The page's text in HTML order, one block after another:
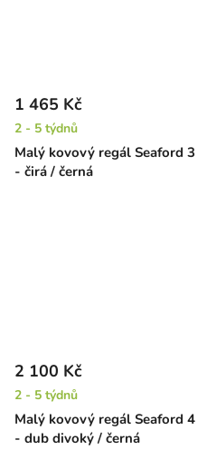
Malý kovový regál Seaford 3
- čirá / černá
1 465 Kč
2 - 5 týdnů
Malý kovový regál Seaford 4
- dub divoký / černá
2 100 Kč
2 - 5 týdnů